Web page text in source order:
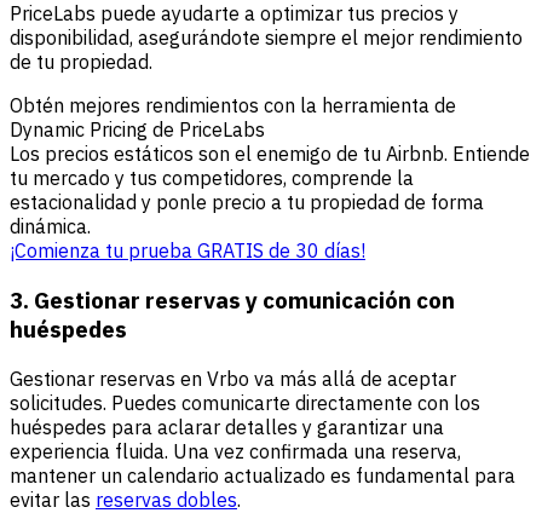
PriceLabs puede ayudarte a optimizar tus precios y
disponibilidad, asegurándote siempre el mejor rendimiento
de tu propiedad.
Obtén mejores rendimientos con la herramienta de
Dynamic Pricing de PriceLabs
Los precios estáticos son el enemigo de tu Airbnb. Entiende
tu mercado y tus competidores, comprende la
estacionalidad y ponle precio a tu propiedad de forma
dinámica.
¡Comienza tu prueba GRATIS de 30 días!
3. Gestionar reservas y comunicación con
huéspedes
Gestionar reservas en Vrbo va más allá de aceptar
solicitudes. Puedes comunicarte directamente con los
huéspedes para aclarar detalles y garantizar una
experiencia fluida. Una vez confirmada una reserva,
mantener un calendario actualizado es fundamental para
evitar las reservas dobles.